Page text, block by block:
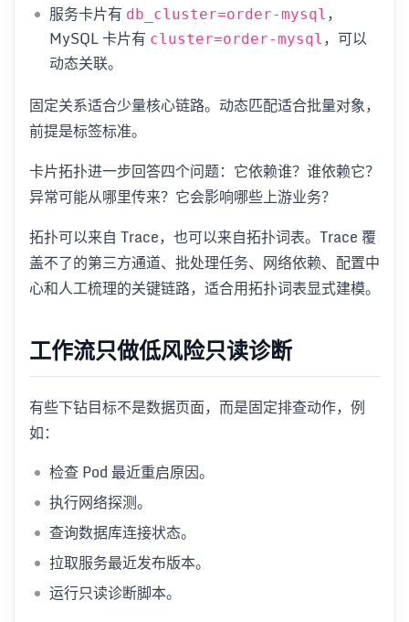
服务卡片有 db_cluster=order-mysql ，
MySQL 卡片有 cluster=order-mysql ，可以
动态关联。
固定关系适合少量核心链路。动态匹配适合批量对象，
前提是标签标准。
卡片拓扑进一步回答四个问题：它依赖谁？谁依赖它？
异常可能从哪里传来？它会影响哪些上游业务？
拓扑可以来自 Trace，也可以来自拓扑词表。Trace 覆
盖不了的第三方通道、批处理任务、网络依赖、配置中
心和人工梳理的关键链路，适合用拓扑词表显式建模。
工作流只做低风险只读诊断
有些下钻目标不是数据页面，而是固定排查动作，例
如：
检查 Pod 最近重启原因。
执行网络探测。
查询数据库连接状态。
拉取服务最近发布版本。
运行只读诊断脚本。